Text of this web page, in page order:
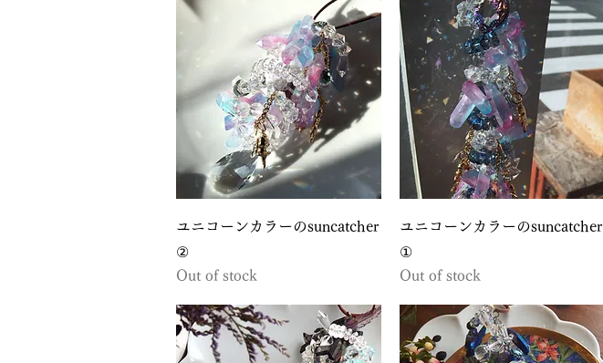
Quick View
ユニコーンカラーのsuncatcher
②
Out of stock
Quick View
ユニコーンカラーのsuncatcher
①
Out of stock